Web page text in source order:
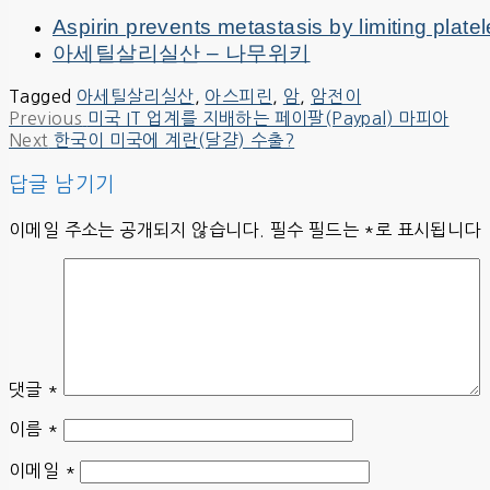
Aspirin prevents metastasis by limiting
아세틸살리실산 – 나무위키
Tagged 아세틸살리실산 아스피린 암 암전이
글
탐
색
Previous Previous
post:
미국 IT 업계를 지배하는 페이팔(Paypal) 마피아
Next Next
한국이 미국에 계란(달걀) 수출?
답글 남기기
이메일 주소는 공개되지 않습니다. 필수 필드는 * 로 표시됩니다
댓글 *
이름 *
이메일 *